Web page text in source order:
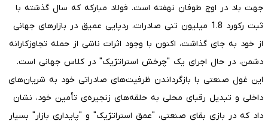
جهت باد در اوج طوفان نهفته است. فولاد مبارکه که سال گذشته با
ثبت رکورد 1.8 میلیون تنی صادرات، ردپایی عمیق در بازارهای جهانی
از خود به جای گذاشت، اکنون با وجود اثرات ناشی از حمله تجاوزکارانه
دشمن، در حال اجرای یک "چرخش استراتژیک" در کلاس جهانی است.
این غول صنعتی با بازگرداندن ظرفیت‌های صادراتی خود به شریان‌های
داخلی و تبدیل رقبای محلی به حلقه‌های زنجیره‌ی تأمین خود، نشان
داد که در بازی بقای صنعتی، "عمق استراتژیک" و "پایداری بازار" بسیار